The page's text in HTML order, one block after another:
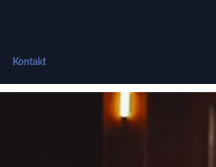
Kontakt